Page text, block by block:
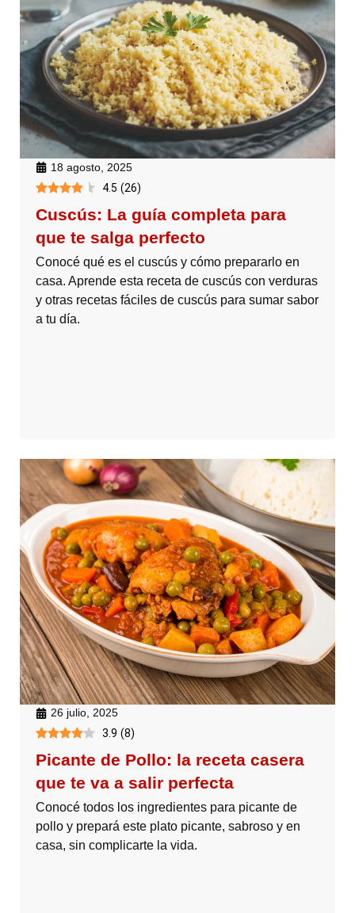
18 agosto, 2025
4.5 (26)
Cuscús: La guía completa para
que te salga perfecto
Conocé qué es el cuscús y cómo prepararlo en
casa. Aprende esta receta de cuscús con verduras
y otras recetas fáciles de cuscús para sumar sabor
a tu día.
26 julio, 2025
3.9 (8)
Picante de Pollo: la receta casera
que te va a salir perfecta
Conocé todos los ingredientes para picante de
pollo y prepará este plato picante, sabroso y en
casa, sin complicarte la vida.